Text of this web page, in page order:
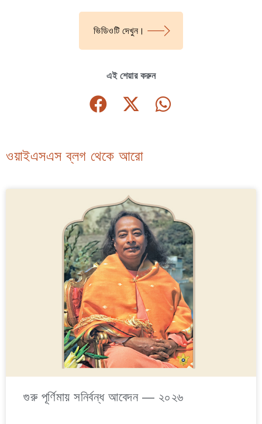
ভিডিওটি দেখুন।
এই শেয়ার করুন
ওয়াইএসএস ব্লগ থেকে আরো
গুরু পূর্ণিমায় সনির্বন্ধ আবেদন — ২০২৬